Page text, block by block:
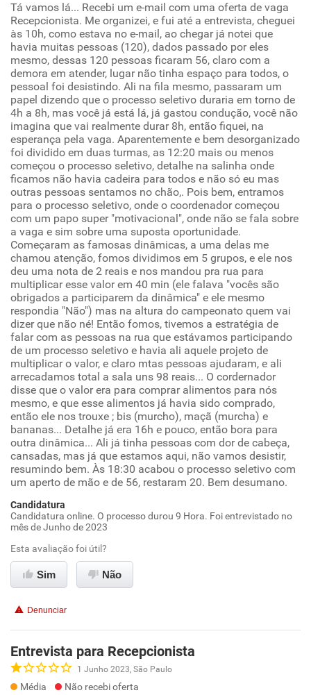
Tá vamos lá... Recebi um e-mail com uma oferta de vaga
Recepcionista. Me organizei, e fui até a entrevista, cheguei
às 10h, como estava no e-mail, ao chegar já notei que
havia muitas pessoas (120), dados passado por eles
mesmo, dessas 120 pessoas ficaram 56, claro com a
demora em atender, lugar não tinha espaço para todos, o
pessoal foi desistindo. Ali na fila mesmo, passaram um
papel dizendo que o processo seletivo duraria em torno de
4h a 8h, mas você já está lá, já gastou condução, você não
imagina que vai realmente durar 8h, então fiquei, na
esperança pela vaga. Aparentemente e bem desorganizado
foi dividido em duas turmas, as 12:20 mais ou menos
começou o processo seletivo, detalhe na salinha onde
ficamos não havia cadeira para todos e não só eu mas
outras pessoas sentamos no chão,. Pois bem, entramos
para o processo seletivo, onde o coordenador começou
com um papo super "motivacional", onde não se fala sobre
a vaga e sim sobre uma suposta oportunidade.
Começaram as famosas dinâmicas, a uma delas me
chamou atenção, fomos dividimos em 5 grupos, e ele nos
deu uma nota de 2 reais e nos mandou pra rua para
multiplicar esse valor em 40 min (ele falava "vocês são
obrigados a participarem da dinâmica" e ele mesmo
respondia "Não") mas na altura do campeonato quem vai
dizer que não né! Então fomos, tivemos a estratégia de
falar com as pessoas na rua que estávamos participando
de um processo seletivo e havia ali aquele projeto de
multiplicar o valor, e claro mtas pessoas ajudaram, e ali
arrecadamos total a sala uns 98 reais... O cordernador
disse que o valor era para comprar alimentos para nós
mesmo, e que esse alimentos já havia sido comprado,
então ele nos trouxe ; bis (murcho), maçã (murcha) e
bananas... Detalhe já era 16h e pouco, então bora para
outra dinâmica... Ali já tinha pessoas com dor de cabeça,
cansadas, mas já que estamos aqui, não vamos desistir,
resumindo bem. Às 18:30 acabou o processo seletivo com
um aperto de mão e de 56, restaram 20. Bem desumano.
Candidatura
Candidatura online. O processo durou 9 Hora. Foi entrevistado no
mês de Junho de 2023
Esta avaliação foi útil?
Sim Não
Denunciar
Entrevista para Recepcionista
1 Junho 2023, São Paulo
Média Não recebi oferta